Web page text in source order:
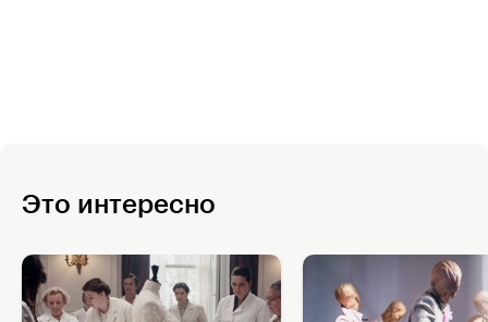
Это интересно